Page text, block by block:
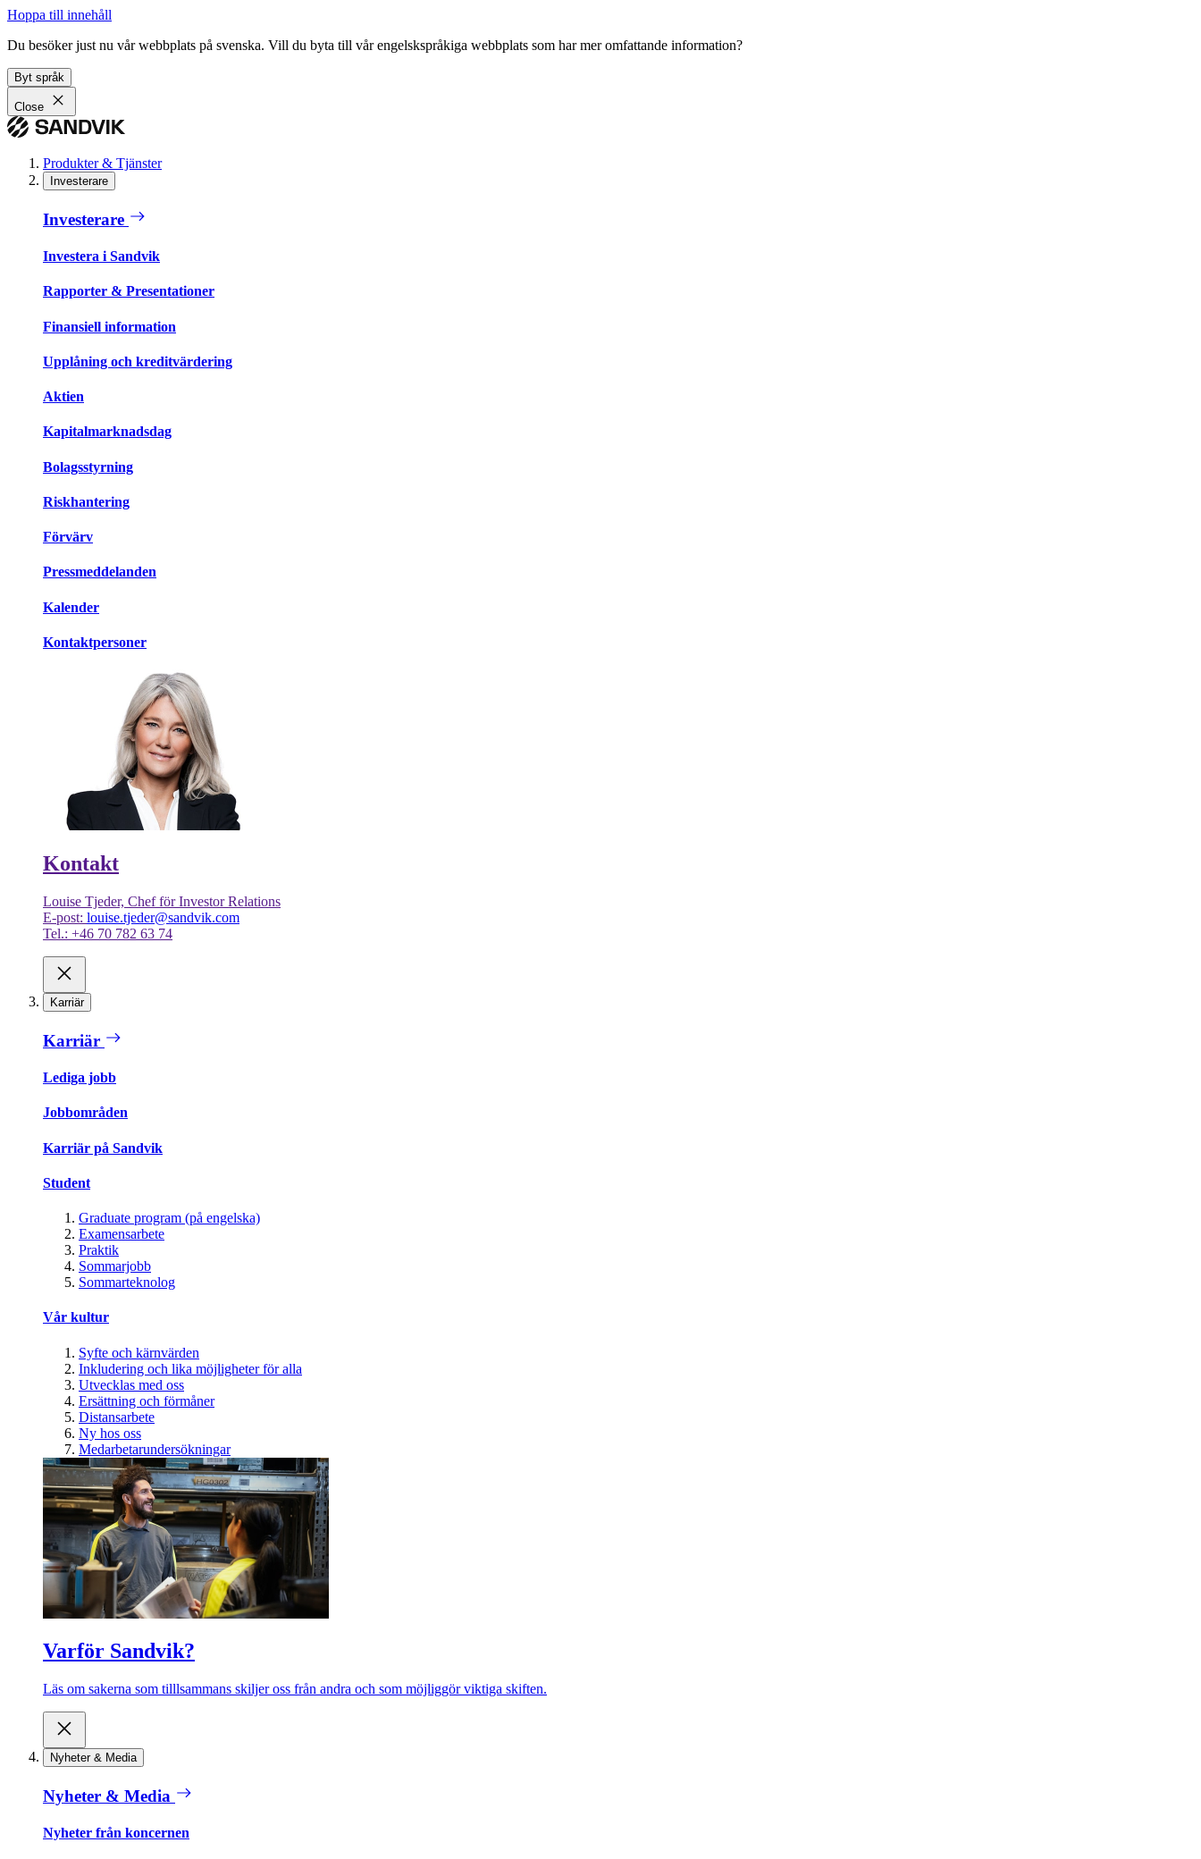
Hoppa till innehåll
Du besöker just nu vår webbplats på svenska. Vill du byta till vår engelskspråkiga webbplats som har mer omfattande information?
Byt språk
Close
Produkter & Tjänster
Investerare
Investerare
Investera i Sandvik
Rapporter & Presentationer
Finansiell information
Upplåning och kreditvärdering
Aktien
Kapitalmarknadsdag
Bolagsstyrning
Riskhantering
Förvärv
Pressmeddelanden
Kalender
Kontaktpersoner
Kontakt
Louise Tjeder, Chef för Investor Relations
E-post: louise.tjeder@sandvik.com
Tel.: +46 70 782 63 74
Karriär
Karriär
Lediga jobb
Jobbområden
Karriär på Sandvik
Student
Graduate program (på engelska)
Examensarbete
Praktik
Sommarjobb
Sommarteknolog
Vår kultur
Syfte och kärnvärden
Inkludering och lika möjligheter för alla
Utvecklas med oss
Ersättning och förmåner
Distansarbete
Ny hos oss
Medarbetarundersökningar
Varför Sandvik?
Läs om sakerna som tilllsammans skiljer oss från andra och som möjliggör viktiga skiften.
Nyheter & Media
Nyheter & Media
Nyheter från koncernen